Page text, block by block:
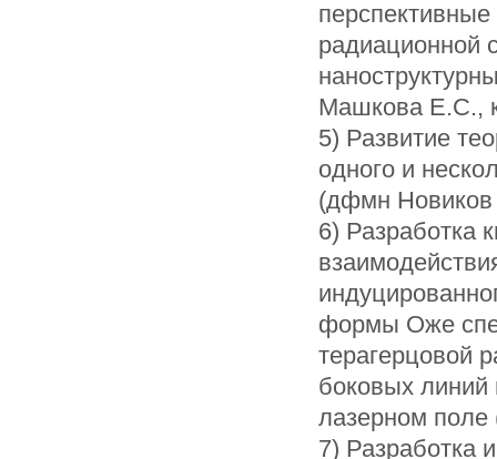
радиационной
Машкова Е.С.,
5) Развитие
одного и
(дфмн
6) Разработка
формы Оже
терагерцовой
боковых линий
лазерном
7) Разработка